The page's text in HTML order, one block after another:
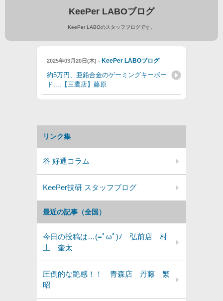
KeePer LABOブログ
KeePer LABOのスタッフブログです。
2025年03月20日(木) - KeePer LABOブログ
約5万円、亜鉛合金のゲーミングキーボー
ド....【三鷹店】藤原
最近の記事（全国）
今日の投稿は…(=ﾟωﾟ)ﾉ 弘前店 村
上 奎太
圧倒的な艶感！！ 青森店 丹藤 繁
昭
リンク集
谷 好通コラム
KeePer技研 スタッフブログ